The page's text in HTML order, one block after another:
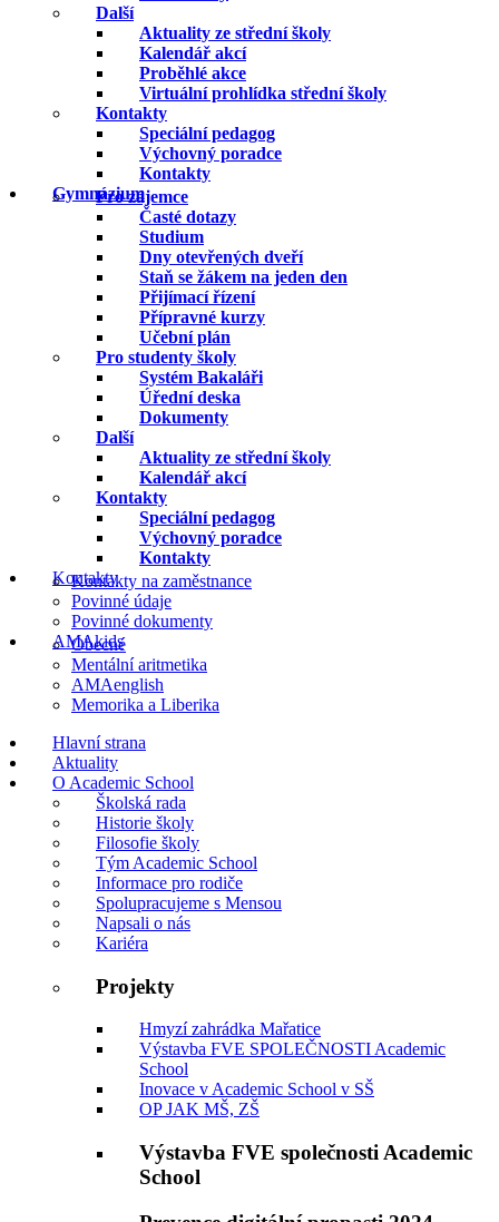
Další
Aktuality ze střední školy
Kalendář akcí
Proběhlé akce
Virtuální prohlídka střední školy
Kontakty
Speciální pedagog
Výchovný poradce
Kontakty
Gymnázium
Pro zájemce
Časté dotazy
Studium
Dny otevřených dveří
Staň se žákem na jeden den
Přijímací řízení
Přípravné kurzy
Učební plán
Pro studenty školy
Systém Bakaláři
Úřední deska
Dokumenty
Další
Aktuality ze střední školy
Kalendář akcí
Kontakty
Speciální pedagog
Výchovný poradce
Kontakty
Kontakty
Kontakty na zaměstnance
Povinné údaje
Povinné dokumenty
AMAkids
Obecné
Mentální aritmetika
AMAenglish
Memorika a Liberika
Hlavní strana
Aktuality
O Academic School
Školská rada
Historie školy
Filosofie školy
Tým Academic School
Informace pro rodiče
Spolupracujeme s Mensou
Napsali o nás
Kariéra
Projekty
Hmyzí zahrádka Mařatice
Výstavba FVE SPOLEČNOSTI Academic
School
Inovace v Academic School v SŠ
OP JAK MŠ, ZŠ
Výstavba FVE společnosti Academic
School